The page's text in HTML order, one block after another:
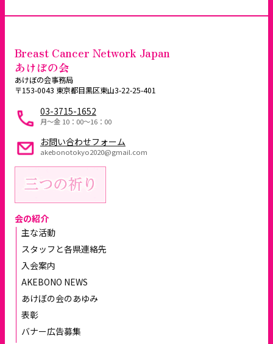
Breast Cancer Network Japan
あけぼの会
あけぼの会事務局
〒153-0043 東京都目黒区東山3-22-25-401
03-3715-1652
月～金 10：00〜16：00
お問い合わせフォーム
akebonotokyo2020@gmail.com
会の紹介
主な活動
スタッフと各県連絡先
入会案内
AKEBONO NEWS
あけぼの会のあゆみ
表彰
バナー広告募集